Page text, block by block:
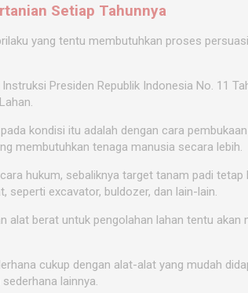
Setiap Tahunnya
yang tentu membutuhkan proses
Presiden Republik Indonesia No. 11
kondisi itu adalah dengan cara
membutuhkan tenaga manusia secara lebih.
hukum, sebaliknya target tanam padi tetap
seperti excavator, buldozer, dan lain-lain.
alat berat untuk pengolahan lahan tentu akan
cukup dengan alat-alat yang mudah
lainnya.